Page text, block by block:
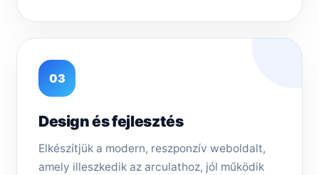
03
Design és fejlesztés
Elkészítjük a modern, reszponzív weboldalt,
amely illeszkedik az arculathoz, jól működik